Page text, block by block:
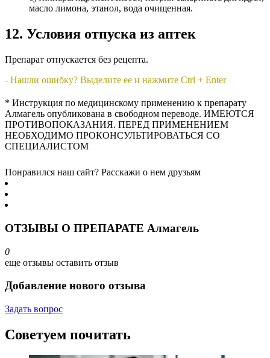
масло лимона, этанол, вода очищенная.
12. Условия отпуска из аптек
Препарат отпускается без рецепта.
- Нашли ошибку? Выделите ее и нажмите Ctrl + Enter
* Инструкция по медицинскому применению к препарату
Алмагель опубликована в свободном переводе. ИМЕЮТСЯ
ПРОТИВОПОКАЗАНИЯ. ПЕРЕД ПРИМЕНЕНИЕМ
НЕОБХОДИМО ПРОКОНСУЛЬТИРОВАТЬСЯ СО
СПЕЦИАЛИСТОМ
Понравился наш сайт? Расскажи о нем друзьям
ОТЗЫВЫ О ПРЕПАРАТЕ Алмагель
0
еще отзывы оставить отзыв
Добавление нового отзыва
Задать вопрос
Советуем почитать